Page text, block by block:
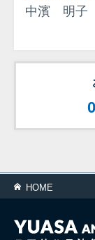
中濱 明子
HOME